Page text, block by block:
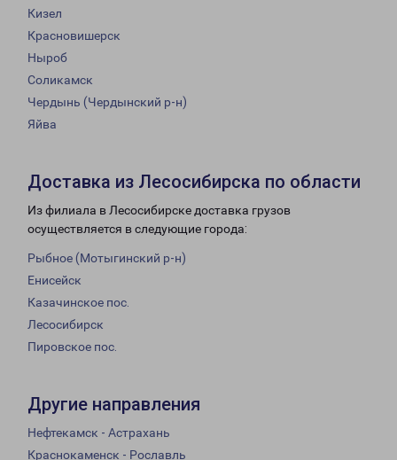
Кизел
Красновишерск
Ныроб
Соликамск
Чердынь (Чердынский р-н)
Яйва
Доставка из Лесосибирска по области
Из филиала в Лесосибирске доставка грузов
осуществляется в следующие города:
Рыбное (Мотыгинский р-н)
Енисейск
Казачинское пос.
Лесосибирск
Пировское пос.
Другие направления
Нефтекамск - Астрахань
Краснокаменск - Рославль